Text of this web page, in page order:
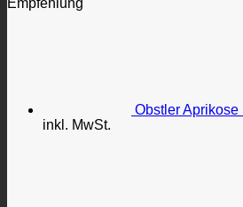
Obstler Aprikose
inkl. MwSt.